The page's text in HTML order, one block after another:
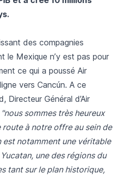
des compagnies
le Mexique n’y est pas pour
ce qui a poussé Air
vers Cancún. A ce
Directeur Général d’Air
"nous sommes très heureux
route à notre offre au sein de
est notamment une véritable
une des régions du
tant sur le plan historique,